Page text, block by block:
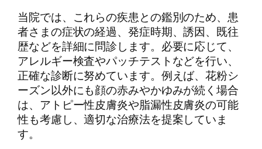
当院では、これらの疾患との鑑別のため、患
者さまの症状の経過、発症時期、誘因、既往
歴などを詳細に問診します。必要に応じて、
アレルギー検査やパッチテストなどを行い、
正確な診断に努めています。例えば、花粉シ
ーズン以外にも顔の赤みやかゆみが続く場合
は、アトピー性皮膚炎や脂漏性皮膚炎の可能
性も考慮し、適切な治療法を提案していま
す。